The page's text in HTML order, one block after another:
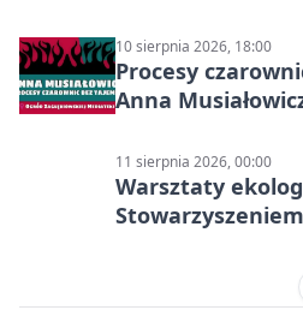
10 sierpnia 2026, 18:00
Procesy
Anna
11 sierpnia 2026, 00:00
Warsztaty